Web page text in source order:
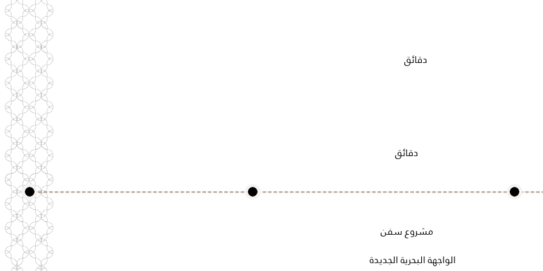
دقائق
دقائق
مشروع سفن
الواجهة البحرية الجديدة